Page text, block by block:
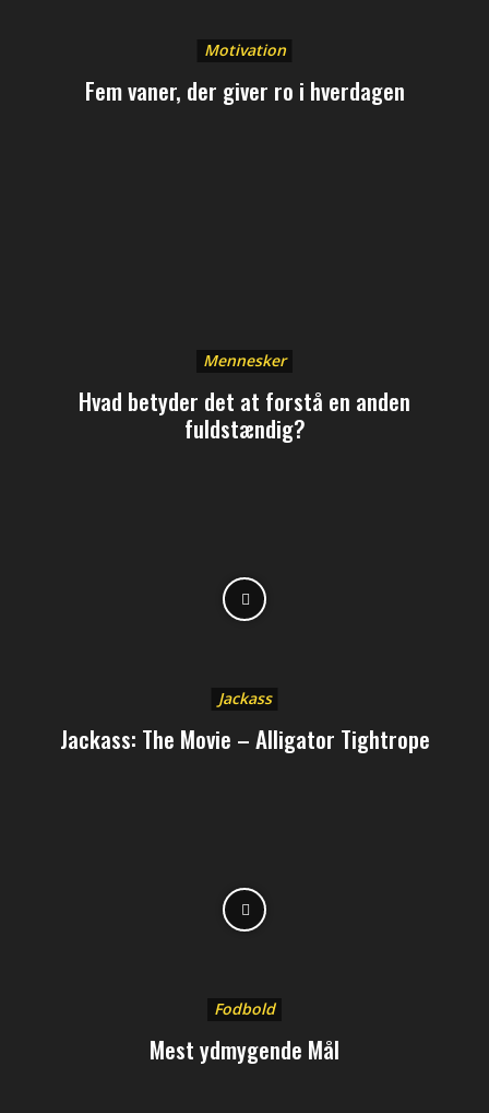
Motivation
Fem vaner, der giver ro i hverdagen
Mennesker
Hvad betyder det at forstå en anden
fuldstændig?
Jackass
Jackass: The Movie – Alligator Tightrope
Fodbold
Mest ydmygende Mål